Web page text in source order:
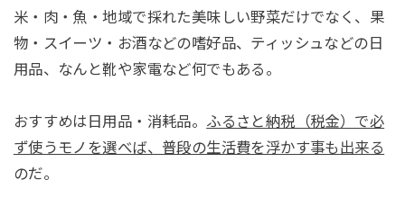
米・肉・魚・地域で採れた美味しい野菜だけでなく、果
物・スイーツ・お酒などの嗜好品、ティッシュなどの日
用品、なんと靴や家電など何でもある。
おすすめは日用品・消耗品。 ふるさと納税（税金）で必
ず使うモノを選べば、普段の生活費を浮かす事も 出来る
のだ。